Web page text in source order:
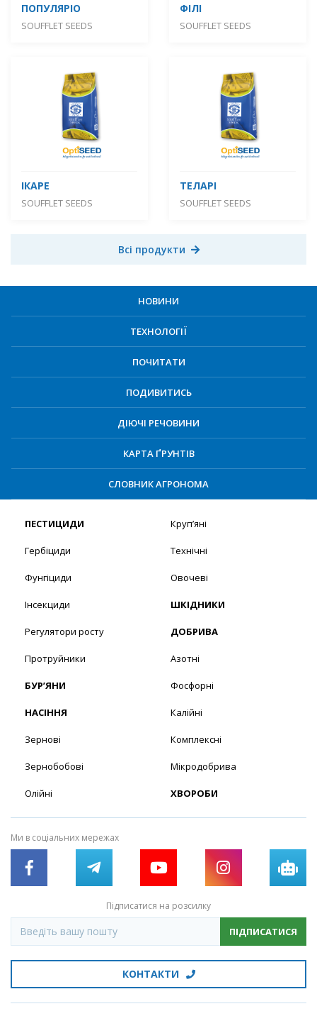
ПОПУЛЯРІО
SOUFFLET SEEDS
ФІЛІ
SOUFFLET SEEDS
ІКАРЕ
SOUFFLET SEEDS
ТЕЛАРІ
SOUFFLET SEEDS
Всі продукти
НОВИНИ
ТЕХНОЛОГІЇ
ПОЧИТАТИ
ПОДИВИТИСЬ
ДІЮЧІ РЕЧОВИНИ
КАРТА ҐРУНТІВ
СЛОВНИК АГРОНОМА
ПЕСТИЦИДИ
Гербіциди
Фунгіциди
Інсекциди
Регулятори росту
Протруйники
БУР’ЯНИ
НАСІННЯ
Зернові
Зернобобові
Олійні
Круп’яні
Технічні
Овочеві
ШКІДНИКИ
ДОБРИВА
Азотні
Фосфорні
Калійні
Комплексні
Мікродобрива
ХВОРОБИ
Ми в соціальних мережах
Підписатися на розсилку
ПІДПИСАТИСЯ
КОНТАКТИ